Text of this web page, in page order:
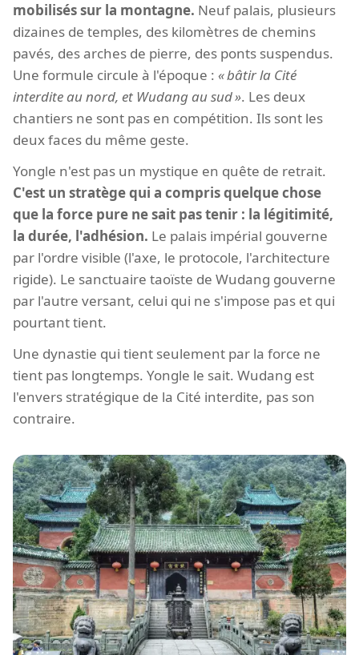
mobilisés sur la montagne. Neuf palais, plusieurs
dizaines de temples, des kilomètres de chemins
pavés, des arches de pierre, des ponts suspendus.
Une formule circule à l'époque :
bâtir la Cité
interdite au nord, et Wudang au sud . Les deux
chantiers ne sont pas en compétition. Ils sont les
deux faces du même geste.
Yongle n'est pas un mystique en quête de retrait.
C'est un stratège qui a compris quelque chose
que la force pure ne sait pas tenir : la légitimité,
la durée, l'adhésion. Le palais impérial gouverne
par l'ordre visible (l'axe, le protocole, l'architecture
rigide). Le sanctuaire taoïste de Wudang gouverne
par l'autre versant, celui qui ne s'impose pas et qui
pourtant tient.
Une dynastie qui tient seulement par la force ne
tient pas longtemps. Yongle le sait. Wudang est
l'envers stratégique de la Cité interdite, pas son
contraire.